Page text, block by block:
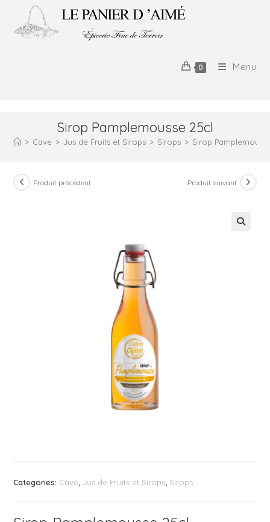
0 Menu
Sirop Pamplemousse 25cl
> Cave > Jus de Fruits et Sirops > Sirops > Sirop
Produit précédent Produit suivant
Categories: Cave Jus de Fruits et Sirops Sirops